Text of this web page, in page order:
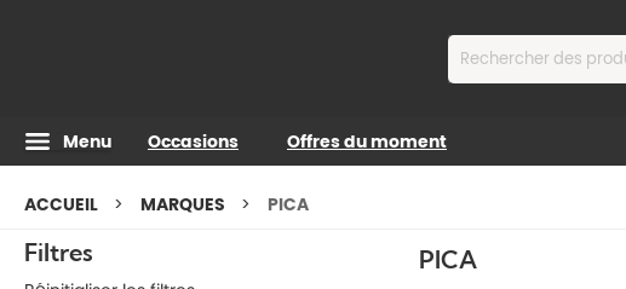
Menu Occasions Offres du moment
ACCUEIL MARQUES PICA
Filtres PICA